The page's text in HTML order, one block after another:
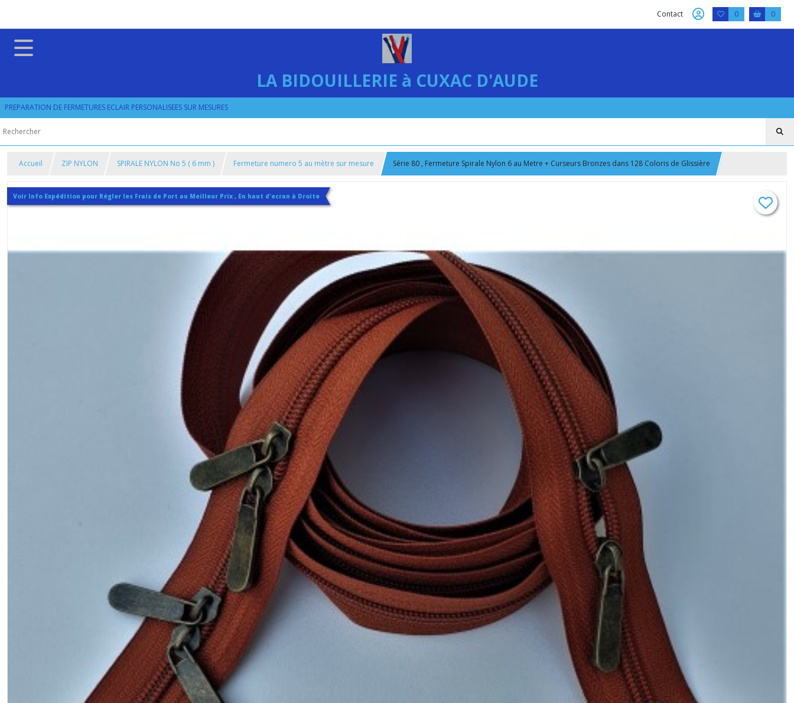
Contact 0 0
LA BIDOUILLERIE à CUXAC D'AUDE
PREPARATION DE FERMETURES ECLAIR PERSONALISEES SUR MESURES
Accueil ZIP NYLON SPIRALE NYLON No 5 ( 6 mm ) Fermeture numero 5 au mètre sur mesure Série 80 , Fermeture Spirale Nylon 6 au Metre + Curseurs Bronzes dans 128 Coloris de Glissière
Voir Info Expédition pour Régler les Frais de Port au Meilleur Prix , En haut d'ecran à Droite